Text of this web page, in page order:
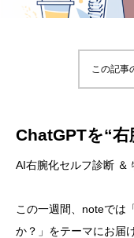
この記事
ChatGPTを“
AI右腕化セルフ診断 ＆
この一週間、noteでは
か？」をテーマにお届